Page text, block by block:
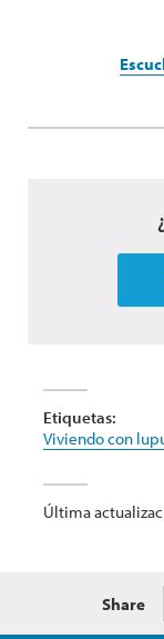
Etiquetas:
Viviendo con
Última
Share